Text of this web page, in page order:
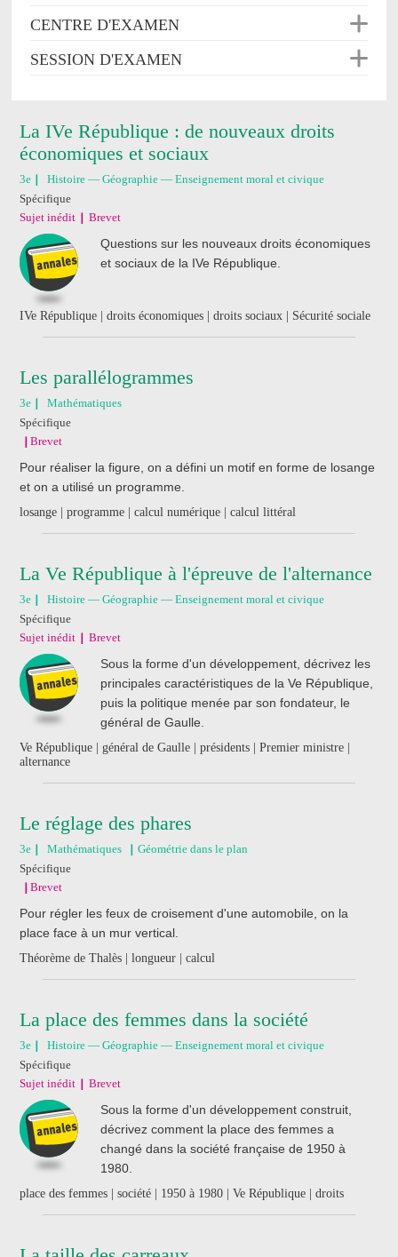
CENTRE D'EXAMEN
SESSION D'EXAMEN
La IVe République : de nouveaux droits
économiques et sociaux
3e
Histoire — Géographie — Enseignement moral et civique
Spécifique
Sujet inédit
Brevet
Questions sur les nouveaux droits économiques
et sociaux de la IVe République.
IVe République | droits économiques | droits sociaux | Sécurité sociale
Les parallélogrammes
3e
Mathématiques
Spécifique
Brevet
Pour réaliser la figure, on a défini un motif en forme de losange
et on a utilisé un programme.
losange | programme | calcul numérique | calcul littéral
La Ve République à l'épreuve de l'alternance
3e
Histoire — Géographie — Enseignement moral et civique
Spécifique
Sujet inédit
Brevet
Sous la forme d'un développement, décrivez les
principales caractéristiques de la Ve République,
puis la politique menée par son fondateur, le
général de Gaulle.
Ve République | général de Gaulle | présidents | Premier ministre |
alternance
Le réglage des phares
3e Mathématiques
Géométrie dans le plan
Spécifique
Brevet
Pour régler les feux de croisement d'une automobile, on la
place face à un mur vertical.
Théorème de Thalès | longueur | calcul
La place des femmes dans la société
3e
Histoire — Géographie — Enseignement moral et civique
Spécifique
Sujet inédit
Brevet
Sous la forme d'un développement construit,
décrivez comment la place des femmes a
changé dans la société française de 1950 à
1980.
place des femmes | société | 1950 à 1980 | Ve République | droits